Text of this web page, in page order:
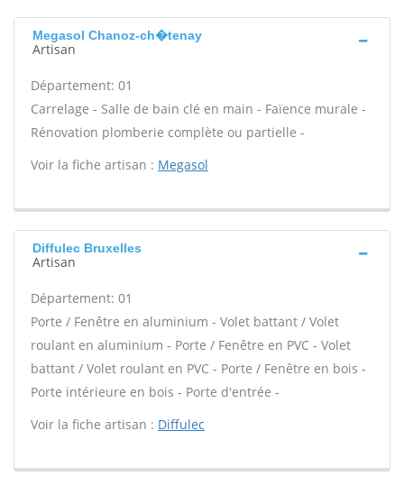
Megasol Chanoz-ch�tenay
Artisan
Département: 01
Carrelage - Salle de bain clé en main - Faïence murale -
Rénovation plomberie complète ou partielle -
Voir la fiche artisan : Megasol
Diffulec Bruxelles
Artisan
Département: 01
Porte / Fenêtre en aluminium - Volet battant / Volet
roulant en aluminium - Porte / Fenêtre en PVC - Volet
battant / Volet roulant en PVC - Porte / Fenêtre en bois -
Porte intérieure en bois - Porte d'entrée -
Voir la fiche artisan : Diffulec